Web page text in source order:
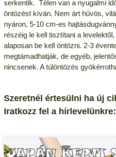
serkentik. Télen van a nyugalmi
öntözést kíván. Nem árt hűvös,
nyáron, 5-10 cm-es
részéig le kell tisztítani a
alaposan be kell öntözni. 2-3
megtámadhatják, de egyéb,
nincsenek. A túlöntözés
Szeretnél értesülni ha új
Iratkozz fel a hírlevelünkre: